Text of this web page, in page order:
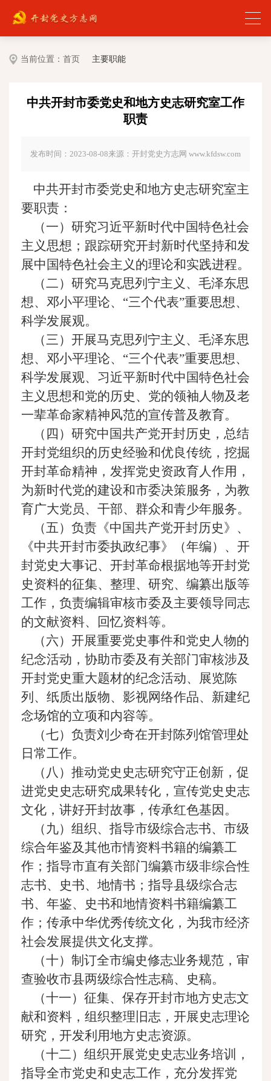
当前位置： 首页 主要职能
中共开封市委党史和地方史志研究室工作
职责
发布时间：2023-08-08来源：开封党史方志网 www.kfdsw.com
中共开封市委党史和地方史志研究室主
要职责：
（一）研究习近平新时代中国特色社会
主义思想；跟踪研究开封新时代坚持和发
展中国特色社会主义的理论和实践进程。
（二）研究马克思列宁主义、毛泽东思
想、邓小平理论、“三个代表”重要思想、
科学发展观。
（三）开展马克思列宁主义、毛泽东思
想、邓小平理论、“三个代表”重要思想、
科学发展观、习近平新时代中国特色社会
主义思想和党的历史、党的领袖人物及老
一辈革命家精神风范的宣传普及教育。
（四）研究中国共产党开封历史，总结
开封党组织的历史经验和优良传统，挖掘
开封革命精神，发挥党史资政育人作用，
为新时代党的建设和市委决策服务，为教
育广大党员、干部、群众和青少年服务。
（五）负责《中国共产党开封历史》、
《中共开封市委执政纪事》（年编）、开
封党史大事记、开封革命根据地等开封党
史资料的征集、整理、研究、编纂出版等
工作，负责编辑审核市委及主要领导同志
的文献资料、回忆资料等。
（六）开展重要党史事件和党史人物的
纪念活动，协助市委及有关部门审核涉及
开封党史重大题材的纪念活动、展览陈
列、纸质出版物、影视网络作品、新建纪
念场馆的立项和内容等。
（七）负责刘少奇在开封陈列馆管理处
日常工作。
（八）推动党史史志研究守正创新，促
进党史史志研究成果转化，宣传党史史志
文化，讲好开封故事，传承红色基因。
（九）组织、指导市级综合志书、市级
综合年鉴及其他市情资料书籍的编纂工
作；指导市直有关部门编纂市级非综合性
志书、史书、地情书；指导县级综合志
书、年鉴、史书和地情资料书籍编纂工
作；传承中华优秀传统文化，为我市经济
社会发展提供文化支撑。
（十）制订全市编史修志业务规范，审
查验收市县两级综合性志稿、史稿。
（十一）征集、保存开封市地方史志文
献和资料，组织整理旧志，开展史志理论
研究，开发利用地方史志资源。
（十二）组织开展党史史志业务培训，
指导全市党史和史志工作，充分发挥党